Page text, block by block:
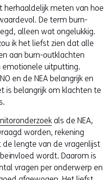
n
n
i
e
u
w
v
e
t
e
)
(
herhaaldelijk meten van hoe
De term burn-
alleen wat ongelukkig.
ik het liefst zien dat alle
aan burn-outklachten
uitputting.
en de NEA belangrijk en
is belangrijk om klachten te
als de NEA,
worden, rekening
lengte van de vragenlijst
wordt. Daarom is
vragen per onderwerp en